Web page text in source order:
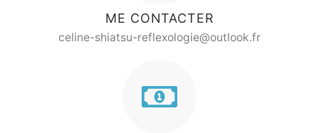
ME CONTACTER
celine-shiatsu-reflexologie@outlook.fr